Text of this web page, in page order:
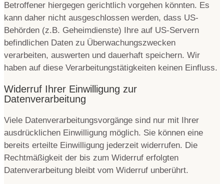
Betroffener hiergegen gerichtlich vorgehen könnten. Es
kann daher nicht ausgeschlossen werden, dass US-
Behörden (z.B. Geheimdienste) Ihre auf US-Servern
befindlichen Daten zu Überwachungszwecken
verarbeiten, auswerten und dauerhaft speichern. Wir
haben auf diese Verarbeitungstätigkeiten keinen Einfluss.
Widerruf Ihrer Einwilligung zur
Datenverarbeitung
Viele Datenverarbeitungsvorgänge sind nur mit Ihrer
ausdrücklichen Einwilligung möglich. Sie können eine
bereits erteilte Einwilligung jederzeit widerrufen. Die
Rechtmäßigkeit der bis zum Widerruf erfolgten
Datenverarbeitung bleibt vom Widerruf unberührt.